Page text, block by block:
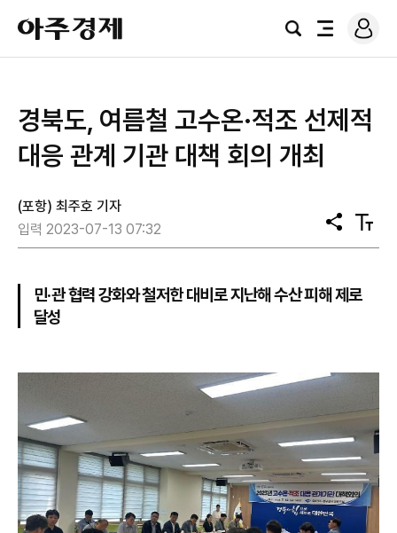
아
주
경
검
전
로
그
경북도, 여름철 고수온·적조 선제적
대응 관계 기관 대책 회의 개최
(포항) 최주호 기자
입력 2023-07-13 07:32
공
유
텍
스
민·관 협력 강화와 철저한 대비로 지난해 수산 피해 제로
달성